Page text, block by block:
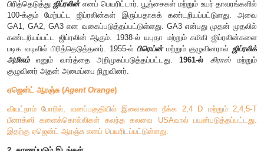
1. கண்டுபிடிப்பு
1800-ம் ஆண்டிற்கு முன்னரே ஜப்பானில் ஜிப்ரலின்களின்
தாவரத்தில்பக்கானேஅல்லதுநெல்லின்
கண்டறியப்பட்டுள்ளது. இந்த நோய்
பியூஜிகுராய் எனும் பூஞ்சையில் கண்டறியப்பட்டது.
பிரித்தெடுத்துஜிப்ரலின்எனப் பெயரிட்டார். பூஞ்சைகள் மற்றும்
100-க்கும் மேற்பட்ட ஜிப்ரலின்கள் இருப்பதாகக்
GA1, GA2, GA3 என வகைப்படுத்தப்பட்டுள்ளது. GA3 என்பது